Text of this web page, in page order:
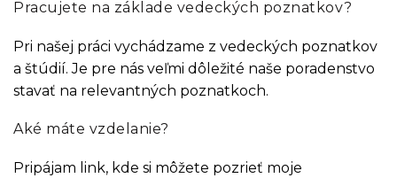
Pracujete na základe vedeckých poznatkov?
Pri našej práci vychádzame z vedeckých poznatkov
a štúdií. Je pre nás veľmi dôležité naše poradenstvo
stavať na relevantných poznatkoch.
Aké máte vzdelanie?
Pripájam link, kde si môžete pozrieť moje